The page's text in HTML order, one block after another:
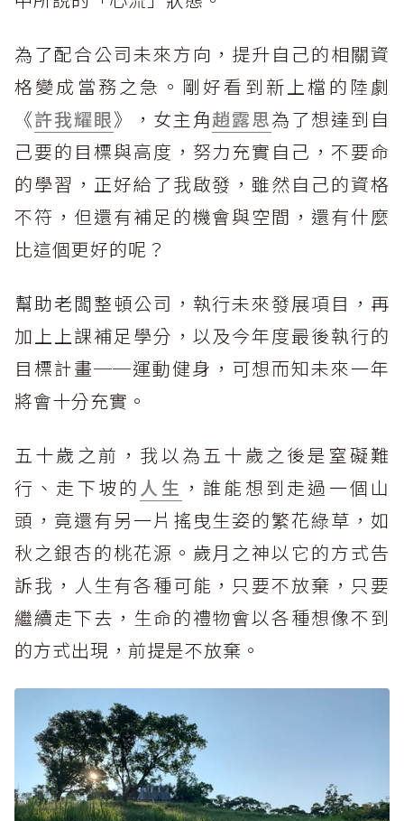
為了配合公司未來方向，提升自己的相關資
格變成當務之急。剛好看到新上檔的陸劇
《許我耀眼》，女主角趙露思為了想達到自
己要的目標與高度，努力充實自己，不要命
的學習，正好給了我啟發，雖然自己的資格
不符，但還有補足的機會與空間，還有什麼
比這個更好的呢？
幫助老闆整頓公司，執行未來發展項目，再
加上上課補足學分，以及今年度最後執行的
目標計畫──運動健身，可想而知未來一年
將會十分充實。
五十歲之前 ，我以為五十歲之後是窒礙難
行、走下坡的人生 ，誰能想到走過一個山
頭，竟還有另一片搖曳生姿的繁花綠草，如
秋之銀杏的桃花源。歲月之神以它的方式告
訴我，人生有各種可能，只要不放棄，只要
繼續走下去，生命的禮物會以各種想像不到
的方式出現，前提是不放棄。